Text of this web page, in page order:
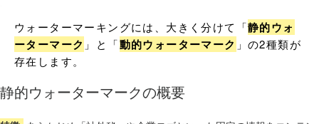
ウォーターマーキングには、大きく分けて「静的ウォ
ーターマーク 」と「動的ウォーターマーク 」の2種類が
存在します。
静的ウォーターマークの概要